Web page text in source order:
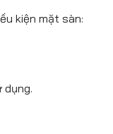
kiện mặt sàn:
dụng.